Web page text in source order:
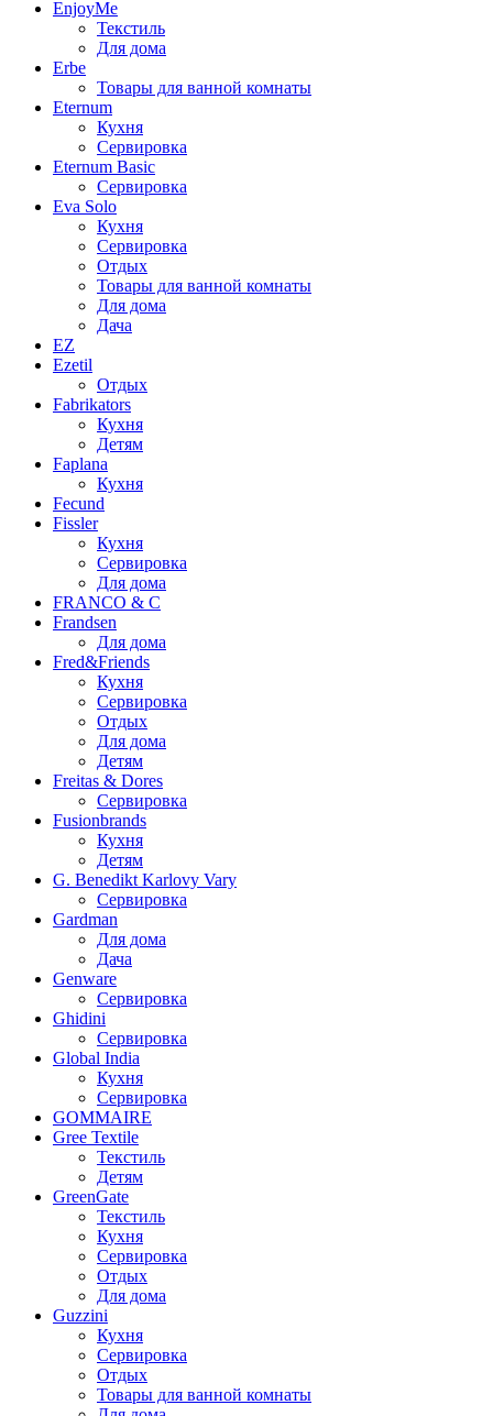
EnjoyMe
Текстиль
Для дома
Erbe
Товары для ванной комнаты
Eternum
Кухня
Сервировка
Eternum Basic
Сервировка
Eva Solo
Кухня
Сервировка
Отдых
Товары для ванной комнаты
Для дома
Дача
EZ
Ezetil
Отдых
Fabrikators
Кухня
Детям
Faplana
Кухня
Fecund
Fissler
Кухня
Сервировка
Для дома
FRANCO & C
Frandsen
Для дома
Fred&Friends
Кухня
Сервировка
Отдых
Для дома
Детям
Freitas & Dores
Сервировка
Fusionbrands
Кухня
Детям
G. Benedikt Karlovy Vary
Сервировка
Gardman
Для дома
Дача
Genware
Сервировка
Ghidini
Сервировка
Global India
Кухня
Сервировка
GOMMAIRE
Gree Textile
Текстиль
Детям
GreenGate
Текстиль
Кухня
Сервировка
Отдых
Для дома
Guzzini
Кухня
Сервировка
Отдых
Товары для ванной комнаты